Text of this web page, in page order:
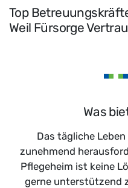
Top
Weil Fürsorge
Was
Das tägliche
zunehmend
Pflegeheim ist keine
gerne unterstützend